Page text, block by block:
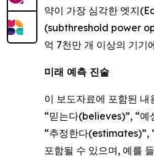
약이 가장 심각한 엣지
(subthreshold power
억 7천만 개 이상의 기기
미래 예측 진술
이 보도자료에 포함된
“믿는다(believes)”, “
“추정한다(estimates)”,
포함될 수 있으며, 예를